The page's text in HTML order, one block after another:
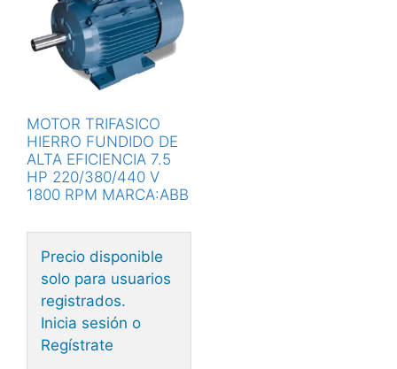
MOTOR TRIFASICO
HIERRO FUNDIDO DE
ALTA EFICIENCIA 7.5
HP 220/380/440 V
1800 RPM MARCA:ABB
Precio disponible
solo para usuarios
registrados.
Inicia sesión o
Regístrate